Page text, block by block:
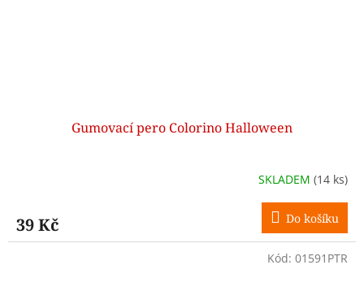
Gumovací pero Colorino Halloween
SKLADEM (14 ks)
39 Kč Do košíku
Kód: 01591PTR